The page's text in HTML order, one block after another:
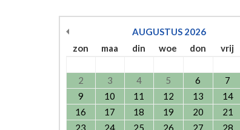
AUGUSTUS 2026
zon
maa din woe don vrij
2
3 4 5 6 7
9
10 11 12 13 14
16
17 18 19 20 21
23
24 25 26 27 28